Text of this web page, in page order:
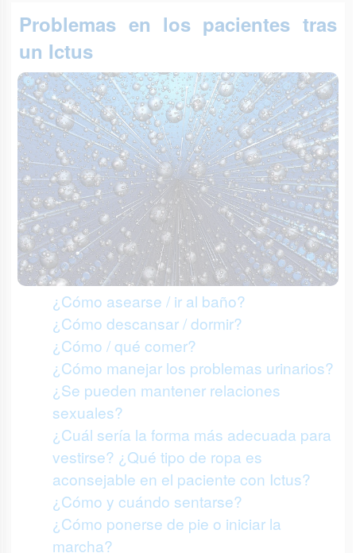
Problemas en los pacientes tras
un Ictus
¿Cómo asearse / ir al baño?
¿Cómo descansar / dormir?
¿Cómo / qué comer?
¿Cómo manejar los problemas urinarios?
¿Se pueden mantener relaciones
sexuales?
¿Cuál sería la forma más adecuada para
vestirse? ¿Qué tipo de ropa es
aconsejable en el paciente con Ictus?
¿Cómo y cuándo sentarse?
¿Cómo ponerse de pie o iniciar la
marcha?